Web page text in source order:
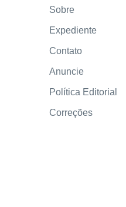
Sobre
Expediente
Contato
Anuncie
Política Editorial
Correções